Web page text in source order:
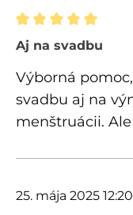
Recenzia s
Aj na svadbu
Výborná
svadbu aj na
menštruácii.
25. mája 2025 12:20